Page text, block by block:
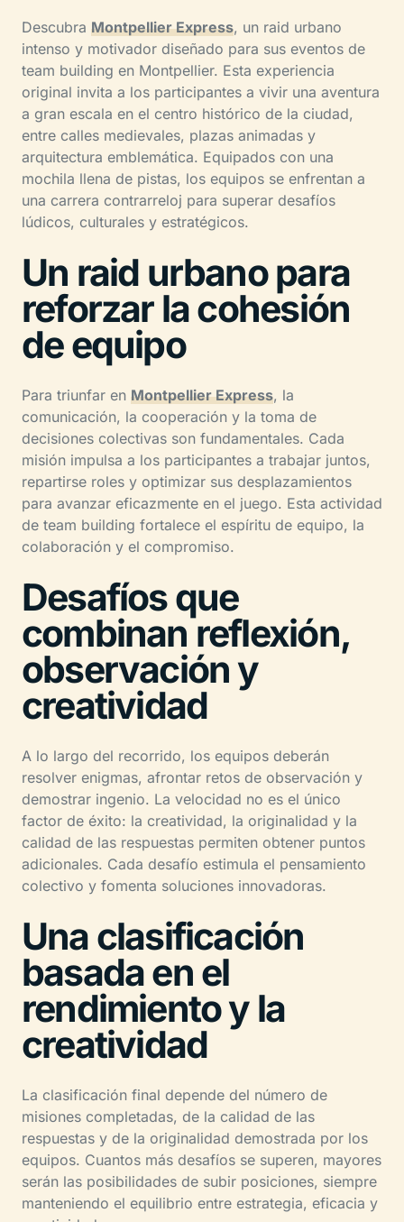
Descubra Montpellier Express, un raid urbano
intenso y motivador diseñado para sus eventos de
team building en Montpellier. Esta experiencia
original invita a los participantes a vivir una aventura
a gran escala en el centro histórico de la ciudad,
entre calles medievales, plazas animadas y
arquitectura emblemática. Equipados con una
mochila llena de pistas, los equipos se enfrentan a
una carrera contrarreloj para superar desafíos
lúdicos, culturales y estratégicos.
Un raid urbano para
reforzar la cohesión
de equipo
Para triunfar en Montpellier Express, la
comunicación, la cooperación y la toma de
decisiones colectivas son fundamentales. Cada
misión impulsa a los participantes a trabajar juntos,
repartirse roles y optimizar sus desplazamientos
para avanzar eficazmente en el juego. Esta actividad
de team building fortalece el espíritu de equipo, la
colaboración y el compromiso.
Desafíos que
combinan reflexión,
observación y
creatividad
A lo largo del recorrido, los equipos deberán
resolver enigmas, afrontar retos de observación y
demostrar ingenio. La velocidad no es el único
factor de éxito: la creatividad, la originalidad y la
calidad de las respuestas permiten obtener puntos
adicionales. Cada desafío estimula el pensamiento
colectivo y fomenta soluciones innovadoras.
Una clasificación
basada en el
rendimiento y la
creatividad
La clasificación final depende del número de
misiones completadas, de la calidad de las
respuestas y de la originalidad demostrada por los
equipos. Cuantos más desafíos se superen, mayores
serán las posibilidades de subir posiciones, siempre
manteniendo el equilibrio entre estrategia, eficacia y